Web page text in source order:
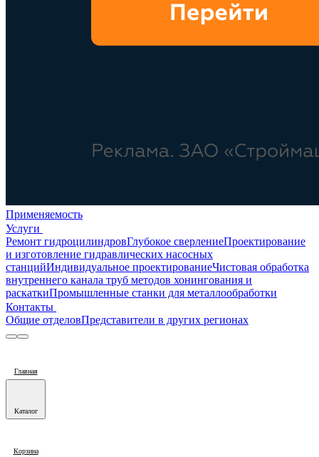
Применяемость
Услуги
Ремонт гидроцилиндровГлубокое сверлениеПроектирование
и изготовление гидравлических насосных
станцийИндивидуальное проектированиеЧистовая обработка
внутреннего канала труб методов хонингования и
раскаткиПромышленные станки для металлообработки
Контакты
Общие отделовПредставители в других регионах
Главная
Каталог
Корзина